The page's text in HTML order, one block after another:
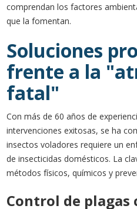
comprendan los factores
que la fomentan.
Soluciones
frente a la
fatal"
Con más de 60 años de
intervenciones exitosas, se ha
insectos voladores requiere un
de insecticidas domésticos. La
métodos físicos, químicos y
Control de plagas